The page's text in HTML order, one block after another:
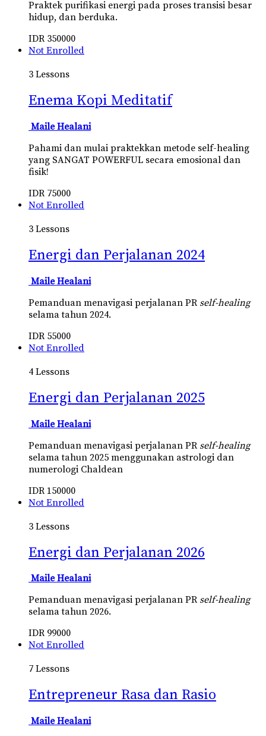
Praktek purifikasi energi pada proses transisi besar
hidup, dan berduka.
IDR 350000
Not Enrolled
3 Lessons
Enema Kopi Meditatif
Maile Healani
Pahami dan mulai praktekkan metode self-healing
yang SANGAT POWERFUL secara emosional dan
fisik!
IDR 75000
Not Enrolled
3 Lessons
Energi dan Perjalanan 2024
Maile Healani
Pemanduan menavigasi perjalanan PR self-healing
selama tahun 2024.
IDR 55000
Not Enrolled
4 Lessons
Energi dan Perjalanan 2025
Maile Healani
Pemanduan menavigasi perjalanan PR self-healing
selama tahun 2025 menggunakan astrologi dan
numerologi Chaldean
IDR 150000
Not Enrolled
3 Lessons
Energi dan Perjalanan 2026
Maile Healani
Pemanduan menavigasi perjalanan PR self-healing
selama tahun 2026.
IDR 99000
Not Enrolled
7 Lessons
Entrepreneur Rasa dan Rasio
Maile Healani